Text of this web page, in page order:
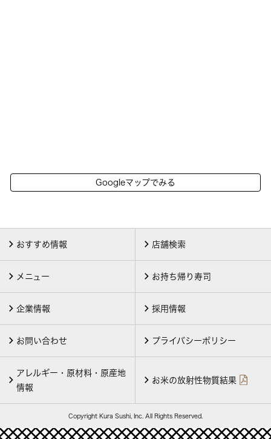
Googleマップでみる
おすすめ情報 店舗検索
メニュー お持ち帰り寿司
企業情報 採用情報
お問い合わせ プライバシーポリシー
アレルギー・原材料・原産地
情報
お米の放射性物質結果
Copyright Kura Sushi, Inc. All Rights Reserved.